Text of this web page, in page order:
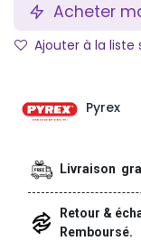
Acheter
Ajouter à la liste
Pyrex
Livraison
Retour &
Remboursé.